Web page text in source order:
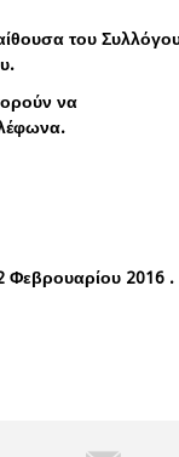
του
να
Φεβρουαρίου 2016 .